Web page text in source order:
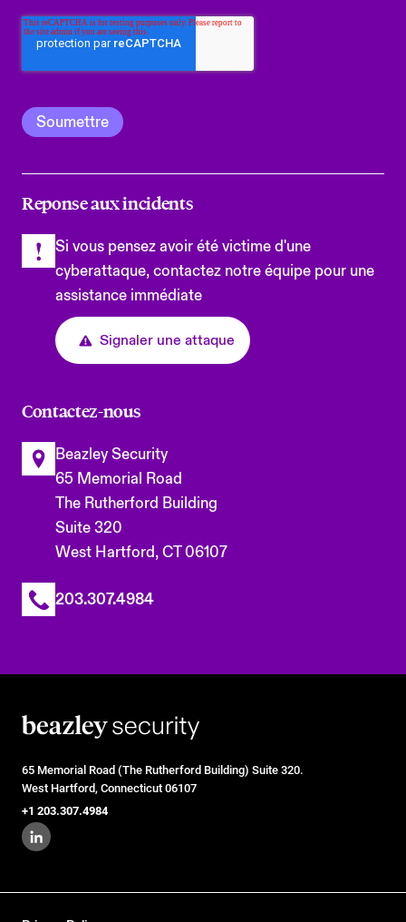
Reponse aux incidents
Si vous pensez avoir été victime d'une
cyberattaque, contactez notre équipe pour une
assistance immédiate
Signaler une attaque
Contactez-nous
Beazley Security
65 Memorial Road
The Rutherford Building
Suite 320
West Hartford, CT 06107
203.307.4984
65 Memorial Road (The Rutherford Building) Suite 320.
West Hartford, Connecticut 06107
+1 203.307.4984